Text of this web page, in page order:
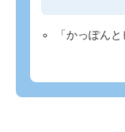
「かっぽん